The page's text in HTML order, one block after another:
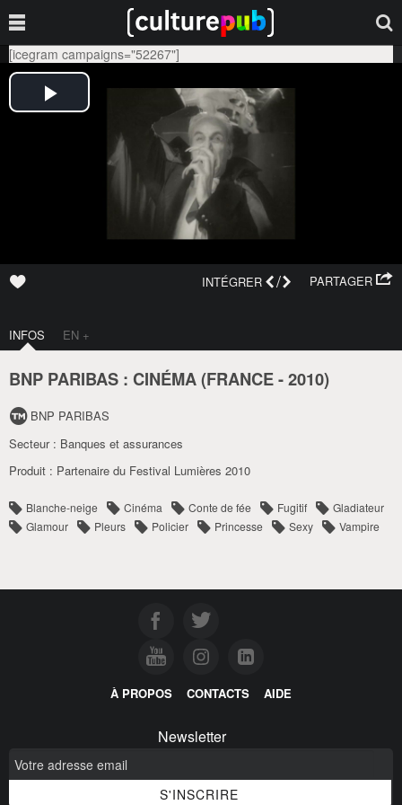
[icegram campaigns="52267"]
PARTAGER
INTÉGRER /
INFOS EN +
BNP PARIBAS : CINÉMA (FRANCE-2010)
BNP PARIBAS
Secteur : Banques et assurances
Produit : Partenaire du Festival Lumières 2010
Blanche-neige Cinéma Conte de fée Fugitif
Gladiateur
Glamour
Pleurs Policier Princesse Sexy Vampire
À PROPOS CONTACTS AIDE
Newsletter